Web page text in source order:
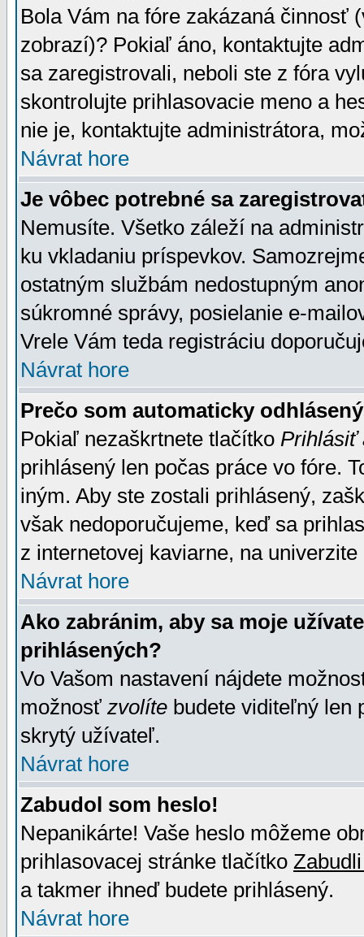
Bola Vám na fóre zakázaná činnosť
zobrazí)? Pokiaľ áno, kontaktujte
sa zaregistrovali, neboli ste z fóra
skontrolujte prihlasovacie meno a
nie je, kontaktujte administrátora,
Návrat hore
Je vôbec potrebné sa
Nemusíte. Všetko záleží na
ku vkladaniu príspevkov.
ostatným službám nedostupným
súkromné správy, posielanie e-
Vrele Vám teda registráciu
Návrat hore
Prečo som automaticky
Pokiaľ nezaškrtnete tlačítko Prihlásiť
prihlásený len počas práce vo fóre.
iným. Aby ste zostali prihlásený,
však nedoporučujeme, keď sa
z internetovej kaviarne, na univerzite
Návrat hore
Ako zabránim, aby sa moje
prihlásených?
Vo Vašom nastavení nájdete
možnosť zvolíte budete viditeľný len
skrytý užívateľ.
Návrat hore
Zabudol som heslo!
Nepanikárte! Vaše heslo môžeme
prihlasovacej stránke tlačítko
a takmer ihneď budete prihlásený.
Návrat hore